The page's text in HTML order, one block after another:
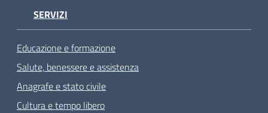
SERVIZI
Educazione e formazione
Salute, benessere e assistenza
Anagrafe e stato civile
Cultura e tempo libero